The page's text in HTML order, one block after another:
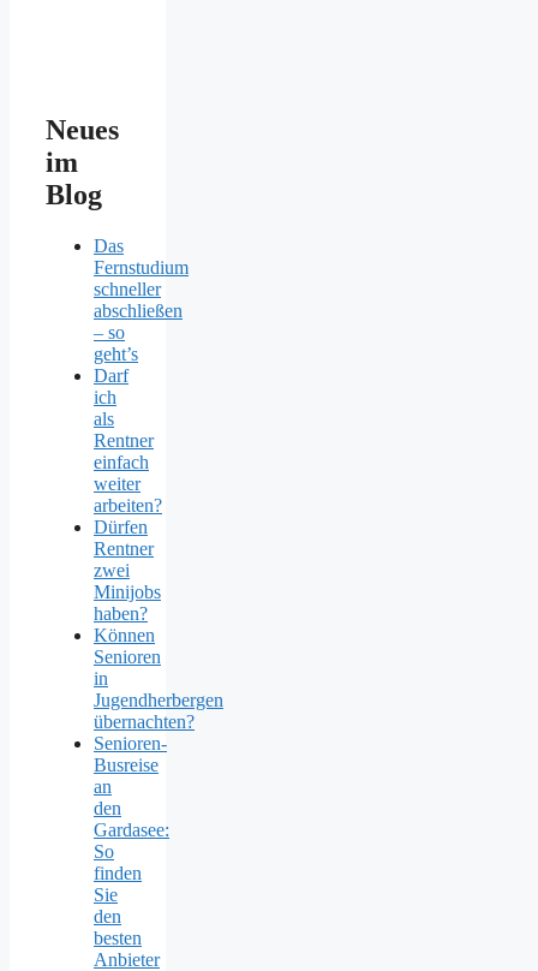
Neues
im
Blog
Das
Fernstudium
schneller
abschließen
– so
geht’s
Darf
ich
als
Rentner
einfach
weiter
arbeiten?
Dürfen
Rentner
zwei
Minijobs
haben?
Können
Senioren
in
Jugendherbergen
übernachten?
Senioren-
Busreise
an
den
Gardasee:
So
finden
Sie
den
besten
Anbieter